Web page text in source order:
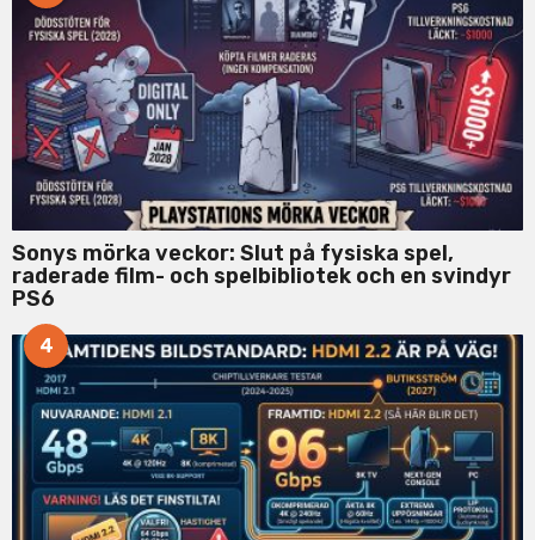
Sonys mörka veckor: Slut på fysiska spel,
raderade film- och spelbibliotek och en svindyr
PS6
4